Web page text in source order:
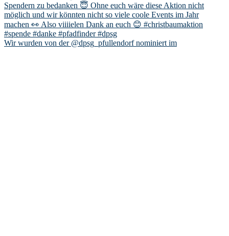
Wir wurden von der @dpsg_pfullendorf nominiert im